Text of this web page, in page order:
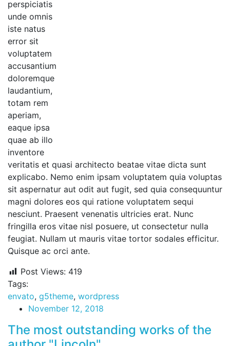
perspiciatis
unde omnis
iste natus
error sit
voluptatem
accusantium
doloremque
laudantium,
totam rem
aperiam,
eaque ipsa
quae ab illo
inventore
veritatis et quasi architecto beatae vitae dicta sunt
explicabo. Nemo enim ipsam voluptatem quia voluptas
sit aspernatur aut odit aut fugit, sed quia consequuntur
magni dolores eos qui ratione voluptatem sequi
nesciunt. Praesent venenatis ultricies erat. Nunc
fringilla eros vitae nisl posuere, ut consectetur nulla
feugiat. Nullam ut mauris vitae tortor sodales efficitur.
Quisque ac orci ante.
Post Views: 419
Tags:
envato, g5theme, wordpress
November 12, 2018
The most outstanding works of the